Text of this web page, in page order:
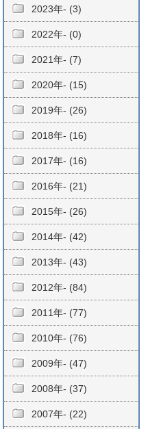
2023年- (3)
2022年- (0)
2021年- (7)
2020年- (15)
2019年- (26)
2018年- (16)
2017年- (16)
2016年- (21)
2015年- (26)
2014年- (42)
2013年- (43)
2012年- (84)
2011年- (77)
2010年- (76)
2009年- (47)
2008年- (37)
2007年- (22)